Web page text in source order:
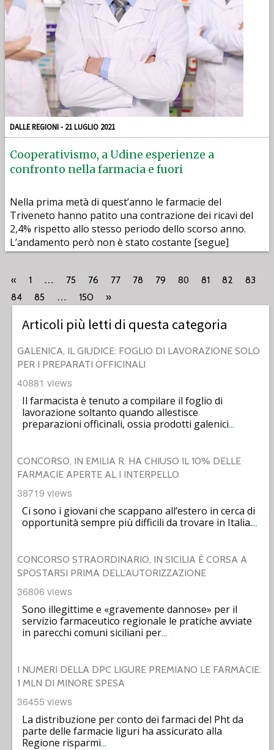
DALLE REGIONI - 21 LUGLIO 2021
Cooperativismo, a Udine esperienze a
confronto nella farmacia e fuori
Nella prima metà di quest’anno le farmacie del
Triveneto hanno patito una contrazione dei ricavi del
2,4% rispetto allo stesso periodo dello scorso anno.
L’andamento però non è stato costante [segue]
« 1 … 75 76 77 78 79 80 81 82
83
84
85 … 150 »
Articoli più letti di questa categoria
GALENICA, IL GIUDICE: FOGLIO DI LAVORAZIONE SOLO
PER I PREPARATI OFFICINALI
40881 views
Il farmacista è tenuto a compilare il foglio di
lavorazione soltanto quando allestisce
preparazioni officinali, ossia prodotti galenici…
CONCORSO, IN EMILIA R. HA CHIUSO IL 10% DELLE
FARMACIE APERTE AL I INTERPELLO
38719 views
Ci sono i giovani che scappano all’estero in cerca di
opportunità sempre più difficili da trovare in Italia.…
CONCORSO STRAORDINARIO, IN SICILIA È CORSA A
SPOSTARSI PRIMA DELL’AUTORIZZAZIONE
36806 views
Sono illegittime e «gravemente dannose» per il
servizio farmaceutico regionale le pratiche avviate
in parecchi comuni siciliani per…
I NUMERI DELLA DPC LIGURE PREMIANO LE FARMACIE:
1 MLN DI MINORE SPESA
36455 views
La distribuzione per conto dei farmaci del Pht da
parte delle farmacie liguri ha assicurato alla
Regione risparmi…